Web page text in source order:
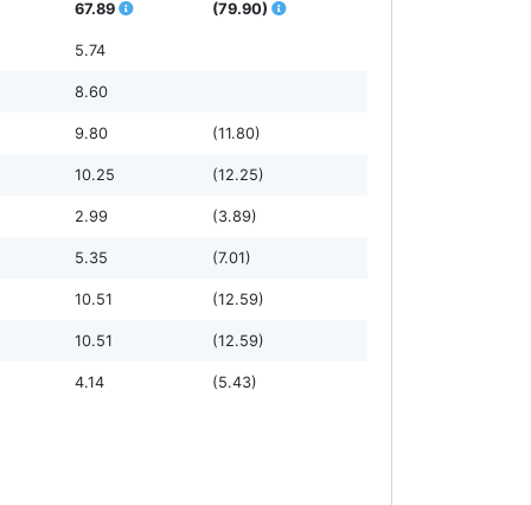
67.89 (79.90)
5.74
8.60
9.80 (11.80)
10.25 (12.25)
2.99 (3.89)
5.35 (7.01)
10.51 (12.59)
10.51 (12.59)
4.14 (5.43)